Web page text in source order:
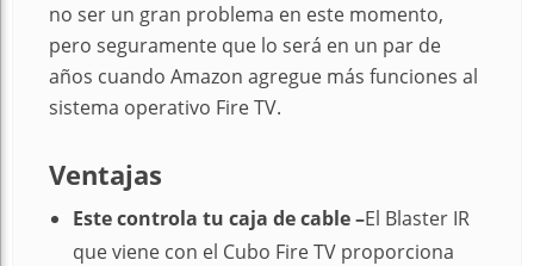
no ser un gran problema en este momento,
pero seguramente que lo será en un par de
años cuando Amazon agregue más funciones al
sistema operativo Fire TV.
Ventajas
Este controla tu caja de cable –El Blaster IR
que viene con el Cubo Fire TV proporciona